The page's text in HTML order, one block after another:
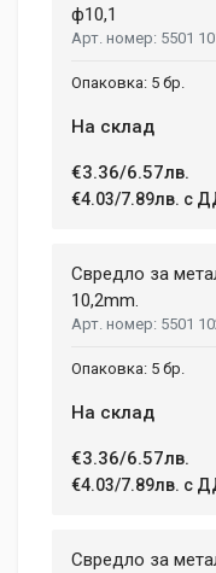
ф10,1
5501
5 бр.
На склад
€3.36/6.57лв.
€4.03/7.89лв. с
Свредло за
10,2mm.
5501
5 бр.
На склад
€3.36/6.57лв.
€4.03/7.89лв. с
Свредло за